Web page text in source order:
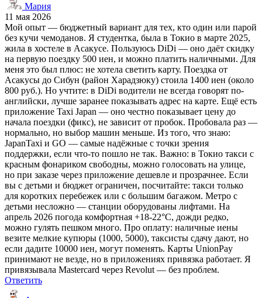
Мария
11 мая 2026
Мой опыт — бюджетный вариант для тех, кто один или парой
без кучи чемоданов. Я студентка, была в Токио в марте 2025,
жила в хостеле в Асакусе. Пользуюсь DiDi — оно даёт скидку
на первую поездку 500 иен, и можно платить наличными. Для
меня это был плюс: не хотела светить карту. Поездка от
Асакусы до Сибун (район Харадзюку) стоила 1400 иен (около
800 руб.). Но учтите: в DiDi водители не всегда говорят по-
английски, лучше заранее показывать адрес на карте. Ещё есть
приложение Taxi Japan — оно честно показывает цену до
начала поездки (фикс), не зависит от пробок. Пробовала раз —
нормально, но выбор машин меньше. Из того, что знаю:
JapanTaxi и GO — самые надёжные с точки зрения
поддержки, если что-то пошло не так. Важно: в Токио такси с
красным фонариком свободны, можно голосовать на улице,
но при заказе через приложение дешевле и прозрачнее. Если
вы с детьми и бюджет ограничен, посчитайте: такси только
для коротких перебежек или с большим багажом. Метро с
детьми несложно — станции оборудованы лифтами. На
апрель 2026 погода комфортная +18-22°C, дожди редко,
можно гулять пешком много. Про оплату: наличные иены
везите мелкие купюры (1000, 5000), таксисты сдачу дают, но
если дадите 10000 иен, могут поменять. Карты UnionPay
принимают не везде, но в приложениях привязка работает. Я
привязывала Mastercard через Revolut — без проблем.
Ответить